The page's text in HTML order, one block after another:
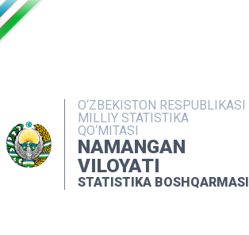
O‘ZBEKISTON RESPUBLIKASI
MILLIY STATISTIKA
QO‘MITASI
NAMANGAN
VILOYATI
STATISTIKA BOSHQARMASI
NASHRLAR
INTERAKTIV XIZMATLAR
MATBUOT XIZMATI
MUROJAATLAR